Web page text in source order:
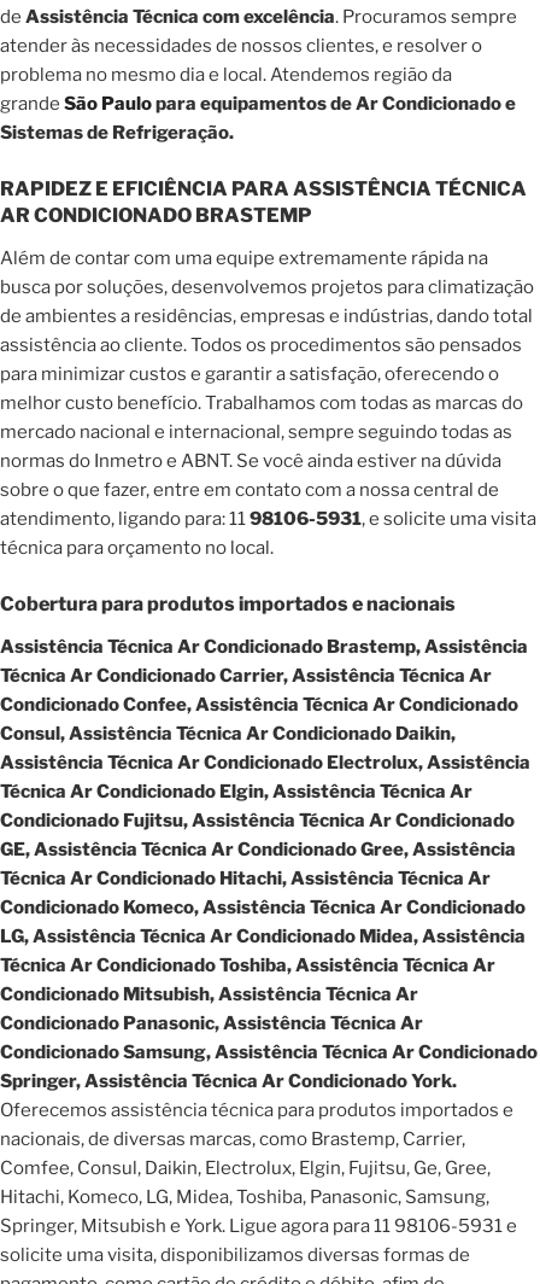
de Assistência Técnica com excelência. Procuramos sempre
atender às necessidades de nossos clientes, e resolver o
problema no mesmo dia e local. Atendemos região da
grande São Paulopara equipamentos de Ar Condicionado e
Sistemas de Refrigeração.
RAPIDEZ E EFICIÊNCIA PARA ASSISTÊNCIA TÉCNICA
AR CONDICIONADO BRASTEMP
Além de contar com uma equipe extremamente rápida na
busca por soluções, desenvolvemos projetos para climatização
de ambientes a residências, empresas e indústrias, dando total
assistência ao cliente. Todos os procedimentos são pensados
para minimizar custos e garantir a satisfação, oferecendo o
melhor custo benefício. Trabalhamos com todas as marcas do
mercado nacional e internacional, sempre seguindo todas as
normas do Inmetro e ABNT. Se você ainda estiver na dúvida
sobre o que fazer, entre em contato com a nossa central de
atendimento, ligando para: 1198106-5931, e solicite uma visita
técnica para orçamento no local.
Cobertura para produtos importados e nacionais
Assistência Técnica Ar Condicionado Brastemp, Assistência
Técnica Ar Condicionado Carrier, Assistência Técnica Ar
Condicionado Confee, Assistência Técnica Ar Condicionado
Consul, Assistência Técnica Ar Condicionado Daikin,
Assistência Técnica Ar Condicionado Electrolux, Assistência
Técnica Ar Condicionado Elgin, Assistência Técnica Ar
Condicionado Fujitsu, Assistência Técnica Ar Condicionado
GE, Assistência Técnica Ar Condicionado Gree, Assistência
Técnica Ar Condicionado Hitachi, Assistência Técnica Ar
Condicionado Komeco, Assistência Técnica Ar Condicionado
LG, Assistência Técnica Ar Condicionado Midea, Assistência
Técnica Ar Condicionado Toshiba, Assistência Técnica Ar
Condicionado Mitsubish, Assistência Técnica Ar
Condicionado Panasonic, Assistência Técnica Ar
Condicionado Samsung, Assistência Técnica Ar Condicionado
Springer, Assistência Técnica Ar Condicionado York.
Oferecemos assistência técnica para produtos importados e
nacionais, de diversas marcas, como Brastemp, Carrier,
Comfee, Consul, Daikin, Electrolux, Elgin, Fujitsu, Ge, Gree,
Hitachi, Komeco, LG, Midea, Toshiba, Panasonic, Samsung,
Springer, Mitsubish e York. Ligue agora para 11 98106-5931 e
solicite uma visita, disponibilizamos diversas formas de